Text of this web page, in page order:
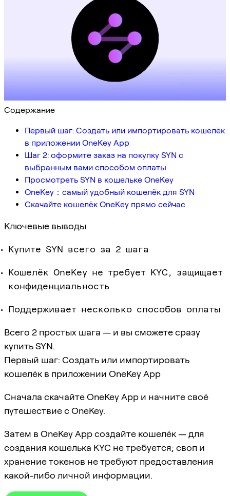
Содержание
Первый шаг: Создать или импортировать кошелёк
в приложении OneKey App
Шаг 2: оформите заказ на покупку SYN с
выбранным вами способом оплаты
Просмотреть SYN в кошельке OneKey
OneKey：самый удобный кошелёк для SYN
Скачайте кошелёк OneKey прямо сейчас
Ключевые выводы
Купите SYN всего за 2 шага
Кошелёк OneKey не требует KYC, защищает
конфиденциальность
Поддерживает несколько способов оплаты
Всего 2 простых шага — и вы сможете сразу
купить SYN.
Первый шаг: Создать или импортировать
кошелёк в приложении OneKey App
Сначала скачайте OneKey App и начните своё
путешествие с OneKey.
Затем в OneKey App создайте кошелёк — для
создания кошелька KYC не требуется; своп и
хранение токенов не требуют предоставления
какой-либо личной информации.